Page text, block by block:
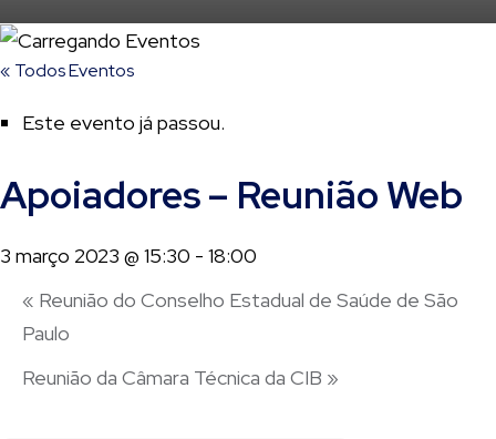
« Todos Eventos
Este evento já passou.
Apoiadores – Reunião Web
3 março 2023 @ 15:30 - 18:00
« Reunião do Conselho Estadual de Saúde de São
Paulo
Reunião da Câmara Técnica da CIB »